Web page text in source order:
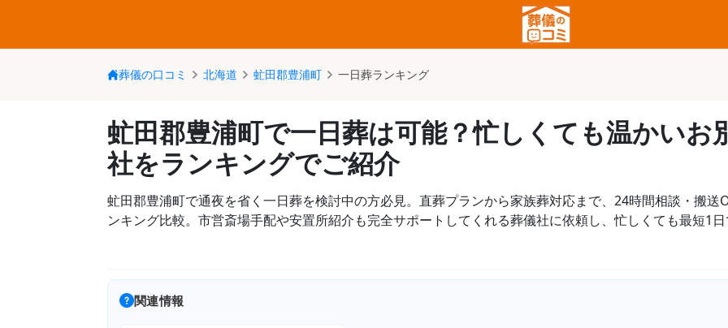
葬儀の口コミ 北海道 虻田郡豊浦町 一日葬ランキング
虻田郡豊浦町で一日葬は可能？忙しくても温かいお
社をランキングでご紹介
虻田郡豊浦町で通夜を省く一日葬を検討中の方必見。直葬プランから家族葬対応まで、24時間相談・搬
ンキング比較。市営斎場手配や安置所紹介も完全サポートしてくれる葬儀社に依頼し、忙しくても最短1
関連情報